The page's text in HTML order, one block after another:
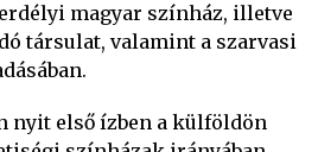
magyar színház, illetve
társulat, valamint a szarvasi
nyit első ízben a külföldön